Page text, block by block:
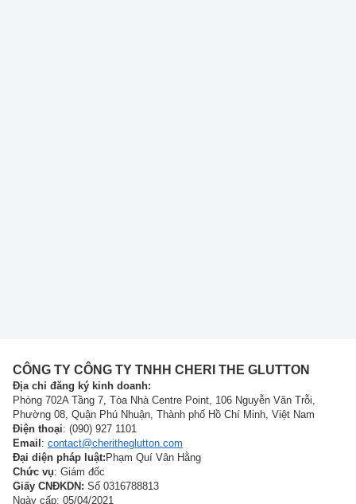
CÔNG TY CÔNG TY TNHH CHERI THE GLUTTON
Địa chỉ đăng ký kinh doanh:
Phòng 702A Tầng 7, Tòa Nhà Centre Point, 106 Nguyễn Văn Trỗi,
Phường 08, Quận Phú Nhuận, Thành phố Hồ Chí Minh, Việt Nam
Điện thoại: (090) 927 1101
Email: contact@cheritheglutton.com
Đại diện pháp luật:Phạm Quí Vân Hằng
Chức vụ: Giám đốc
Giấy CNĐKDN: Số 0316788813
Ngày cấp: 05/04/2021